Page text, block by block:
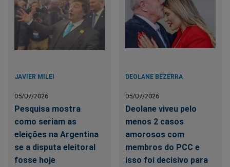
JAVIER MILEI
05/07/2026
Pesquisa mostra
como seriam as
eleições na Argentina
se a disputa eleitoral
fosse hoje
DEOLANE BEZERRA
05/07/2026
Deolane viveu pelo
menos 2 casos
amorosos com
membros do PCC e
isso foi decisivo para